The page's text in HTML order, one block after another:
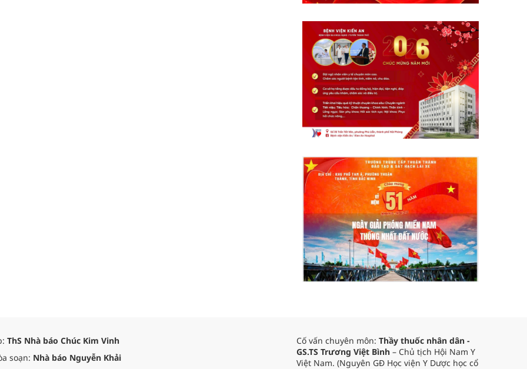
ThS Nhà báo Chúc Kim Vinh
soạn: Nhà báo Nguyễn Khải
Cố vấn chuyên môn: Thầy thuốc nhân dân -
GS.TS Trương Việt Bình – Chủ tịch Hội Nam Y
Việt Nam. (Nguyên GĐ Học viện Y Dược học cổ